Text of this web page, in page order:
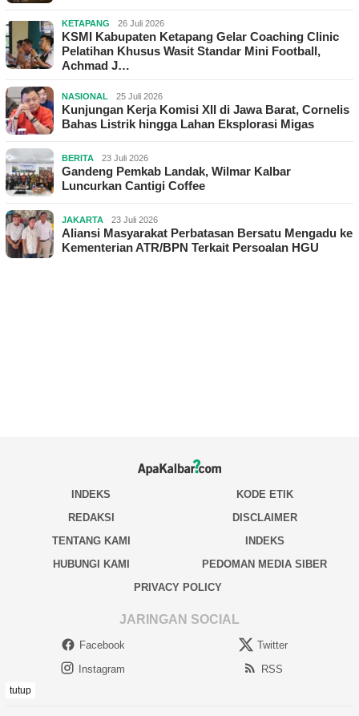
KETAPANG 26 Juli 2026
KSMI Kabupaten Ketapang Gelar Coaching Clinic
Pelatihan Khusus Wasit Standar Mini Football,
Achmad J…
NASIONAL 25 Juli 2026
Kunjungan Kerja Komisi XII di Jawa Barat, Cornelis
Bahas Listrik hingga Lahan Eksplorasi Migas
BERITA 23 Juli 2026
Gandeng Pemkab Landak, Wilmar Kalbar
Luncurkan Cantigi Coffee
JAKARTA 23 Juli 2026
Aliansi Masyarakat Perbatasan Bersatu Mengadu ke
Kementerian ATR/BPN Terkait Persoalan HGU
tutup